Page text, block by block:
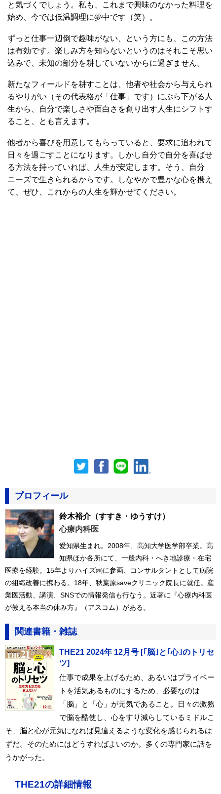
と気づくでしょう。私も、これまで興味のなかった料理を
始め、今では低温調理に夢中です（笑）。
ずっと仕事一辺倒で趣味がない、という方にも、この方法
は有効です。楽しみ方を知らないというのはそれこそ思い
込みで、未知の部分を耕していないからに過ぎません。
新たなフィールドを耕すことは、他者や社会から与えられ
るやりがい（その代表格が「仕事」です）にぶら下がる人
生から、自分で楽しさや面白さを創り出す人生にシフトす
ること、とも言えます。
他者から喜びを用意してもらっていると、要求に追われて
日々を過ごすことになります。しかし自分で自分を喜ばせ
る方法を持っていれば、人生が安定します。そう、自分
ニーズで生きられるからです。しなやかで豊かな心を携え
て、ぜひ、これからの人生を輝かせてください。
プロフィール
鈴木裕介（すすき・ゆうすけ）
心療内科医
愛知県生まれ。2008年、高知大学医学部卒業。高
知県ほか各所にて、一般内科・へき地診療・在宅
医療を経験。15年よりハイズ㈱に参画、コンサルタントとして病院
の組織改善に携わる。18年、秋葉原saveクリニック院長に就任。産
業医活動、講演、SNSでの情報発信も行なう。近著に『心療内科医
が教える本当の休み方』（アスコム）がある。
関連書籍・雑誌
THE21 2024年 12月号 [｢脳｣と｢心｣のトリセ
ツ]
仕事で成果を上げるため、あるいはプライベー
トを活気あるものにするため、必要なのは
「脳」と「心」が元気であること。日々の激務
で脳を酷使し、心をすり減らしているミドルこ
そ、脳と心が元気になれば見違えるような変化を感じられるは
ずだ。そのためにはどうすればよいのか。多くの専門家に話を
うかがった。
THE21の詳細情報